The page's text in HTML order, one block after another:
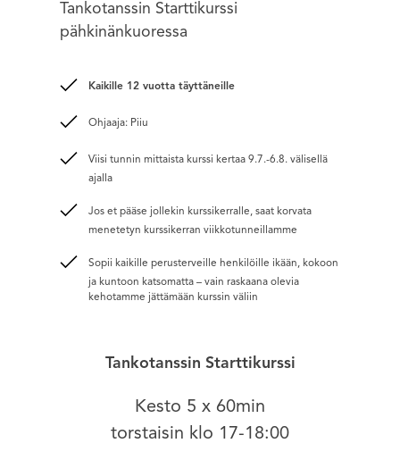
Tankotanssin Starttikurssi
pähkinänkuoressa
Kaikille 12 vuotta täyttäneille
Ohjaaja: Piiu
Viisi tunnin mittaista kurssi kertaa 9.7.-6.8. välisellä
ajalla
Jos et pääse jollekin kurssikerralle, saat korvata
menetetyn kurssikerran viikkotunneillamme
Sopii kaikille perusterveille henkilöille ikään, kokoon
ja kuntoon katsomatta – vain raskaana olevia
kehotamme jättämään kurssin väliin
Tankotanssin Starttikurssi
Kesto 5 x 60min
torstaisin klo 17-18:00